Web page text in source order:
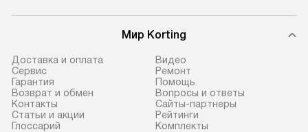
В оговоренный день служба
доставки привозит упакованный
прибор до подъезда. Если
требуется переместить технику
до двери квартиры или до места
Готовые
к водопроводу,
точке слива, в
Мир Korting
Доставка и оплата
Сервис
Гарантия
Возврат и обмен
Контакты
Статьи и акции
Глоссарий
Видео
Ремонт
Помощь
Вопросы и ответы
Сайты-партнеры
Рейтинги
Комплекты